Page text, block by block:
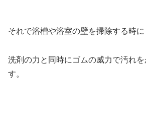
それで浴槽や浴室の壁を掃除する時に
洗剤の力と同時にゴムの威力で汚れ
す。